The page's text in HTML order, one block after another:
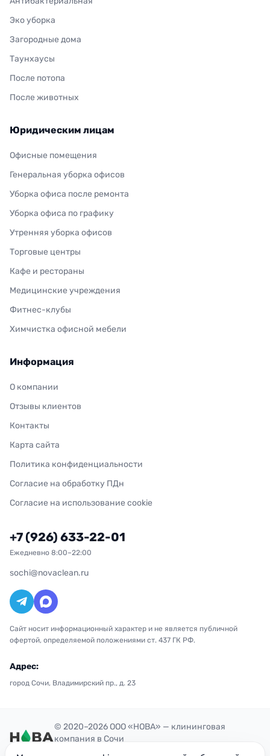
Эко уборка
Загородные дома
Таунхаусы
После потопа
После животных
Юридическим лицам
Офисные помещения
Генеральная уборка офисов
Уборка офиса после ремонта
Уборка офиса по графику
Утренняя уборка офисов
Торговые центры
Кафе и рестораны
Медицинские учреждения
Фитнес-клубы
Химчистка офисной мебели
Информация
О компании
Отзывы клиентов
Контакты
Карта сайта
Политика конфиденциальности
Согласие на обработку ПДн
Согласие на использование cookie
+7 (926) 633-22-01
Ежедневно 8:00–22:00
sochi@novaclean.ru
Сайт носит информационный характер и не является публичной
офертой, определяемой положениями ст. 437 ГК РФ.
Адрес:
город Сочи, Владимирский пр., д. 23
© 2020–2026 ООО «НОВА» — клининговая
компания в Сочи